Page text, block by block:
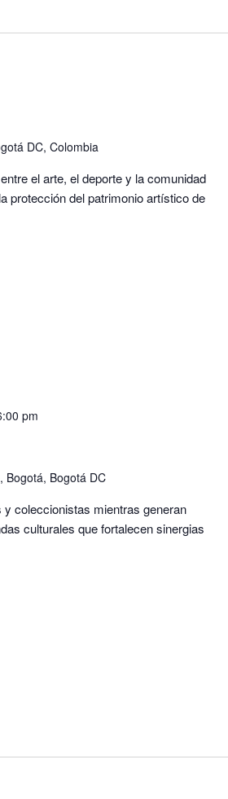
DC, Colombia
el arte, el deporte y la comunidad
protección del patrimonio artístico de
pm
Bogotá, Bogotá DC
coleccionistas mientras generan
culturales que fortalecen sinergias